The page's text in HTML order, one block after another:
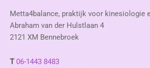
Metta4balance, praktijk voor kinesiologie
Abraham van der Hulstlaan 4
2121 XM Bennebroek
T 06-1443 8483